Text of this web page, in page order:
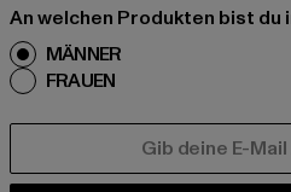
An welchen Produkten bist
MÄNNER
FRAUEN